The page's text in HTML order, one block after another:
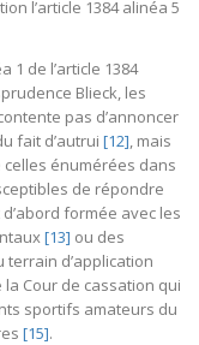
l’article 1384 alinéa 5
1 de l’article 1384
Blieck, les
pas d’annoncer
fait d’autrui [12] , mais
celles énumérées dans
de répondre
formée avec les
[13] ou des
d’application
Cour de cassation qui
sportifs amateurs du
[15].